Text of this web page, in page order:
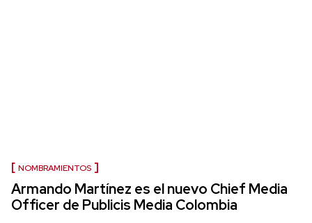
NOMBRAMIENTOS
Armando Martínez es el nuevo Chief Media
Officer de Publicis Media Colombia